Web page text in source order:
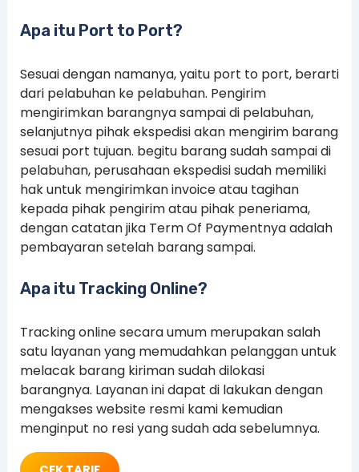
Apa itu Port to Port?
Sesuai dengan namanya, yaitu port to port, berarti
dari pelabuhan ke pelabuhan. Pengirim
mengirimkan barangnya sampai di pelabuhan,
selanjutnya pihak ekspedisi akan mengirim barang
sesuai port tujuan. begitu barang sudah sampai di
pelabuhan, perusahaan ekspedisi sudah memiliki
hak untuk mengirimkan invoice atau tagihan
kepada pihak pengirim atau pihak peneriama,
dengan catatan jika Term Of Paymentnya adalah
pembayaran setelah barang sampai.
Apa itu Tracking Online?
Tracking online secara umum merupakan salah
satu layanan yang memudahkan pelanggan untuk
melacak barang kiriman sudah dilokasi
barangnya. Layanan ini dapat di lakukan dengan
mengakses website resmi kami kemudian
menginput no resi yang sudah ada sebelumnya.